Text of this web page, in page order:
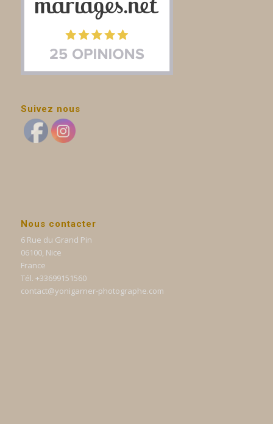
Suivez nous
Nous contacter
6 Rue du Grand Pin
06100, Nice
France
Tél. +33699151560
contact@yonigarner-photographe.com